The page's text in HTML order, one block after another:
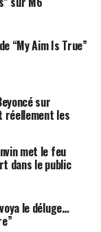
“My Aim Is True”
sur
réellement les
met le feu
dans le public
le déluge…